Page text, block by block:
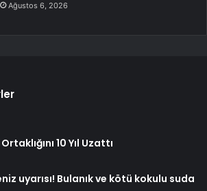
Ağustos 6, 2026
10 Yıl Uzattı
uyarısı! Bulanık ve kötü kokulu suda